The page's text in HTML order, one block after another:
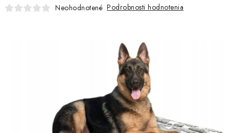
DARČEKOVÝ POUKAZ
Neohodnotené Podrobnosti hodnotenia